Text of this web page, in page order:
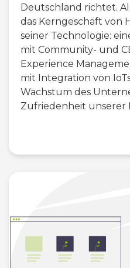
Deutschland richtet.
das Kerngeschäft von
seiner Technologie:
mit Community- und
Experience
mit Integration von
Wachstum des
Zufriedenheit unserer